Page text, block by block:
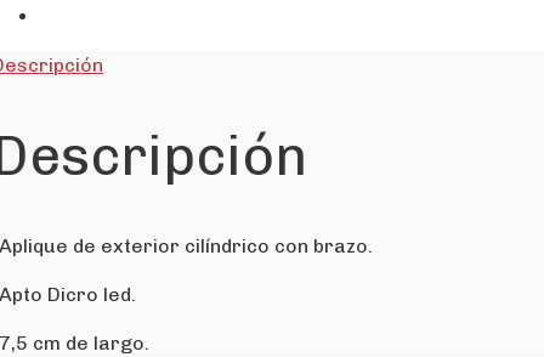
de exterior cilíndrico con brazo.
Dicro led.
cm de largo.